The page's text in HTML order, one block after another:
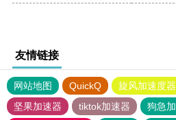
友情链接
网站地图 QuickQ 旋风加速度器
坚果加速器
tiktok加速器
狗急